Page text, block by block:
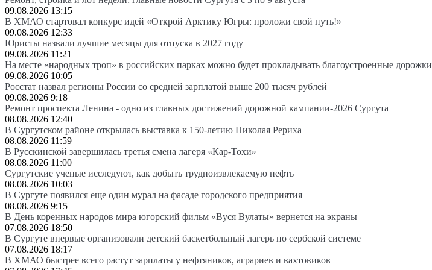
09.08.2026 13:15
В ХМАО стартовал конкурс идей «Открой Арктику Югры: проложи свой путь!»
09.08.2026 12:33
Юристы назвали лучшие месяцы для отпуска в 2027 году
09.08.2026 11:21
На месте «народных троп» в российских парках можно будет прокладывать благоустроенные дорожки
09.08.2026 10:05
Росстат назвал регионы России со средней зарплатой выше 200 тысяч рублей
09.08.2026 9:18
Ремонт проспекта Ленина - одно из главных достижений дорожной кампании-2026 Сургута
08.08.2026 12:40
В Сургутском районе открылась выставка к 150-летию Николая Рериха
08.08.2026 11:59
В Русскинской завершилась третья смена лагеря «Кар-Тохи»
08.08.2026 11:00
Сургутские ученые исследуют, как добыть трудноизвлекаемую нефть
08.08.2026 10:03
В Сургуте появился еще один мурал на фасаде городского предприятия
08.08.2026 9:15
В День коренных народов мира югорский фильм «Вуся Вулаты» вернется на экраны
07.08.2026 18:50
В Сургуте впервые организовали детский баскетбольный лагерь по сербской системе
07.08.2026 18:17
В ХМАО быстрее всего растут зарплаты у нефтяников, аграриев и вахтовиков